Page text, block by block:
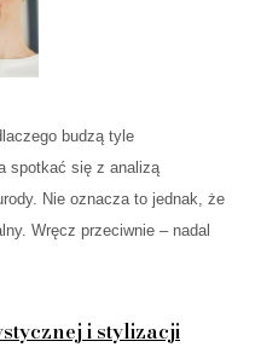
budzą tyle
spotkać się z analizą
Nie oznacza to jednak, że
Wręcz przeciwnie – nadal
i stylizacji